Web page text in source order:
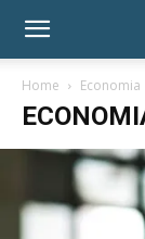
Home Economia